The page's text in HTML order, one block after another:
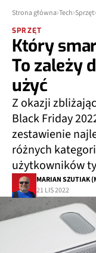
Strona główna Tech Sprzęt
SPRZĘT
Który
To zależy
użyć
Z okazji
Black Friday
zestawienie
różnych
użytkowników
MARIAN SZUTIAK
21 LIS 2022